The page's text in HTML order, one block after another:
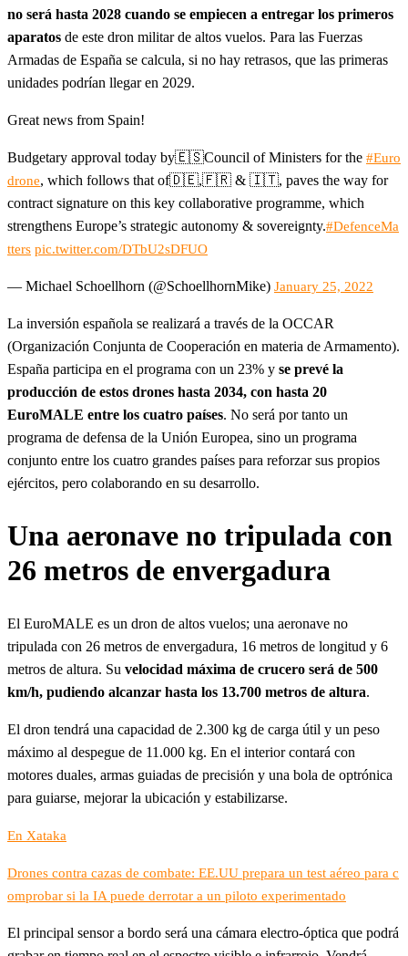
no será hasta 2028 cuando se empiecen a entregar los primeros
aparatos de este dron militar de altos vuelos. Para las Fuerzas
Armadas de España se calcula, si no hay retrasos, que las primeras
unidades podrían llegar en 2029.
Great news from Spain!
Budgetary approval today by🇪🇸Council of Ministers for the #Euro
drone, which follows that of🇩🇪,🇫🇷 & 🇮🇹, paves the way for
contract signature on this key collaborative programme, which
strengthens Europe’s strategic autonomy & sovereignty.#DefenceMa
tters pic.twitter.com/DTbU2sDFUO
— Michael Schoellhorn (@SchoellhornMike) January 25, 2022
La inversión española se realizará a través de la OCCAR
(Organización Conjunta de Cooperación en materia de Armamento).
España participa en el programa con un 23% y se prevé la
producción de estos drones hasta 2034, con hasta 20
EuroMALE entre los cuatro países. No será por tanto un
programa de defensa de la Unión Europea, sino un programa
conjunto entre los cuatro grandes países para reforzar sus propios
ejércitos, pero colaborando en su desarrollo.
Una aeronave no tripulada con
26 metros de envergadura
El EuroMALE es un dron de altos vuelos; una aeronave no
tripulada con 26 metros de envergadura, 16 metros de longitud y 6
metros de altura. Su velocidad máxima de crucero será de 500
km/h, pudiendo alcanzar hasta los 13.700 metros de altura.
El dron tendrá una capacidad de 2.300 kg de carga útil y un peso
máximo al despegue de 11.000 kg. En el interior contará con
motores duales, armas guiadas de precisión y una bola de optrónica
para guiarse, mejorar la ubicación y estabilizarse.
En Xataka
Drones contra cazas de combate: EE.UU prepara un test aéreo para c
omprobar si la IA puede derrotar a un piloto experimentado
El principal sensor a bordo será una cámara electro-óptica que podrá